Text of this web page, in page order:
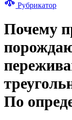
Рубрикатор
Почему
По